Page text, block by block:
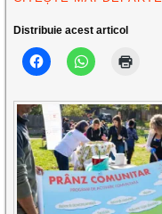
Distribuie acest articol